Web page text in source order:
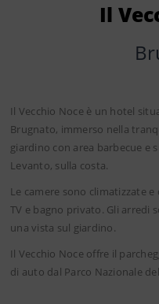
Il
Il Vecchio Noce è un hotel
Brugnato, immerso nella
giardino con area barbecue e
Levanto, sulla costa.
Le camere sono climatizzate
TV e bagno privato. Gli arredi
una vista sul giardino.
Il Vecchio Noce offre il
di auto dal Parco Nazionale